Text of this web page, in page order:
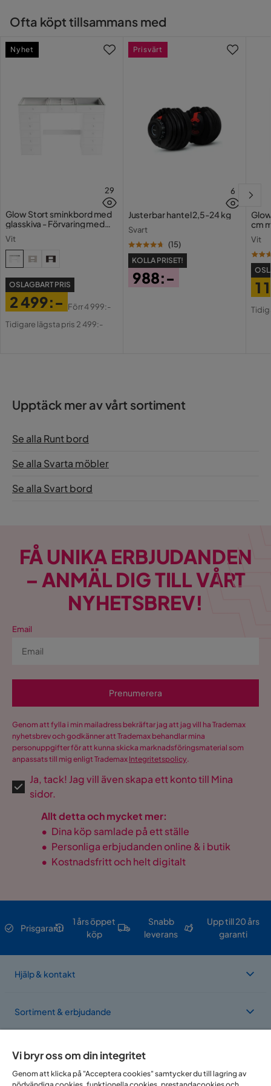
Ofta köpt tillsammans med
29
Glow Stort sminkbord med
glasskiva - Förvaring med
Vit
OSLAGBART PRIS
Pris
2 499:-
Original
Förr4 999:-
Tidigare lägsta pris 2 499:-
Nyhet
6
Justerbar hantel 2,5-24 kg
Svart
(15)
KOLLA PRISET!
988:-
Prisvärt
cm
Vit
1
Upptäck mer av vårt sortiment
Se alla Runt bord
Se alla Svarta möbler
Se alla Svart bord
FÅ UNIKA ERBJUDANDEN
– ANMÄL DIG TILL VÅRT
NYHETSBREV!
Email
Prenumerera
Genom att fylla i min mailadress bekräftar jag att jag vill ha Trademax
nyhetsbrev och godkänner att Trademax behandlar mina
personuppgifter för att kunna skicka marknadsföringsmaterial som
anpassats till mig enligt Trademax Integritetspolicy.
Ja, tack! Jag vill även skapa ett konto till Mina
sidor.
Allt detta och mycket mer:
• Dina köp samlade på ett ställe
• Personliga erbjudanden online & i butik
• Kostnadsfritt och helt digitalt
Prisgaranti
1 års öppet
köp
Snabb
leverans
Upp till 20 års
garanti
Hjälp & kontakt
Sortiment & erbjudande
Om Trademax
Vi bryr oss om din integritet
Genom att klicka på "Acceptera cookies" samtycker du till lagring av